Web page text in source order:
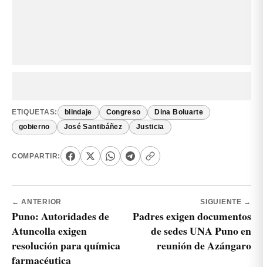
ETIQUETAS: blindaje Congreso Dina Boluarte
gobierno José Santibáñez Justicia
COMPARTIR:
← ANTERIOR
Puno: Autoridades de
Atuncolla exigen
resolución para química
farmacéutica
SIGUIENTE →
Padres exigen documentos
de sedes UNA Puno en
reunión de Azángaro